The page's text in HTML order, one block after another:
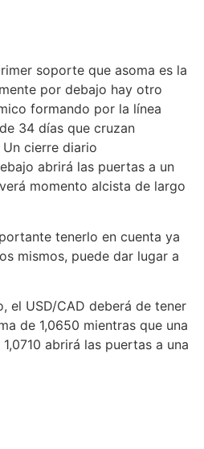
soporte que asoma es la
por debajo hay otro
formando por la línea
34 días que cruzan
cierre diario
abrirá las puertas a un
momento alcista de largo
tenerlo en cuenta ya
mismos, puede dar lugar a
el USD/CAD deberá de tener
de 1,0650 mientras que una
abrirá las puertas a una